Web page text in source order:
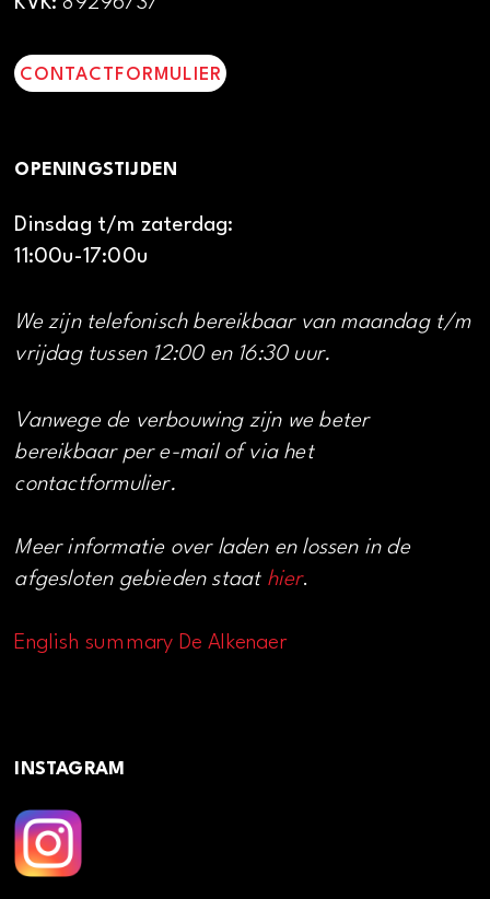
CONTACTFORMULIER
OPENINGSTIJDEN
Dinsdag t/m zaterdag:
11:00u-17:00u
We zijn telefonisch bereikbaar van maandag t/m
vrijdag tussen 12:00 en 16:30 uur.
Vanwege de verbouwing zijn we beter
bereikbaar per e-mail of via het
contactformulier.
Meer informatie over laden en lossen in de
afgesloten gebieden staat hier.
English summary De Alkenaer
INSTAGRAM